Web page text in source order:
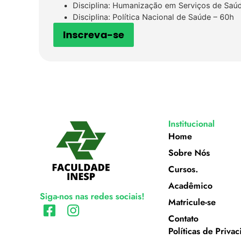
Disciplina: Humanização em Serviços de
Disciplina: Política Nacional de Saúde – 60h
Inscreva-se
Siga-nos nas redes sociais!
Institucional
Home
Sobre Nós
Cursos.
Acadêmico
Matricule-se
Contato
Políticas de